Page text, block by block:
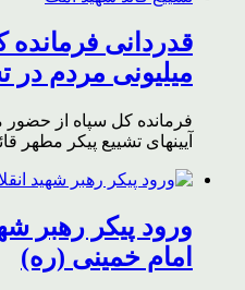
قدردانی
میلیونی مردم در
فرمانده کل سپاه از حضور
آیینهای تشییع پیکر مطهر
ورود پیکر رهبر
امام خمینی (ره)